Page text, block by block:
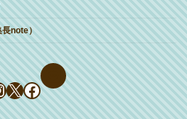
長note）
X Facebook